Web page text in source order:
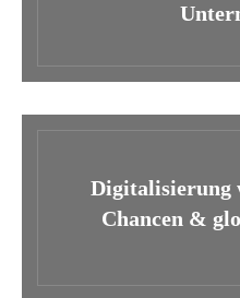
Digitalisierung
Chancen &